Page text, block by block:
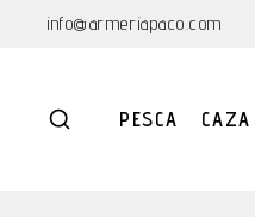
info@armeriapaco.com
PESCA CAZA